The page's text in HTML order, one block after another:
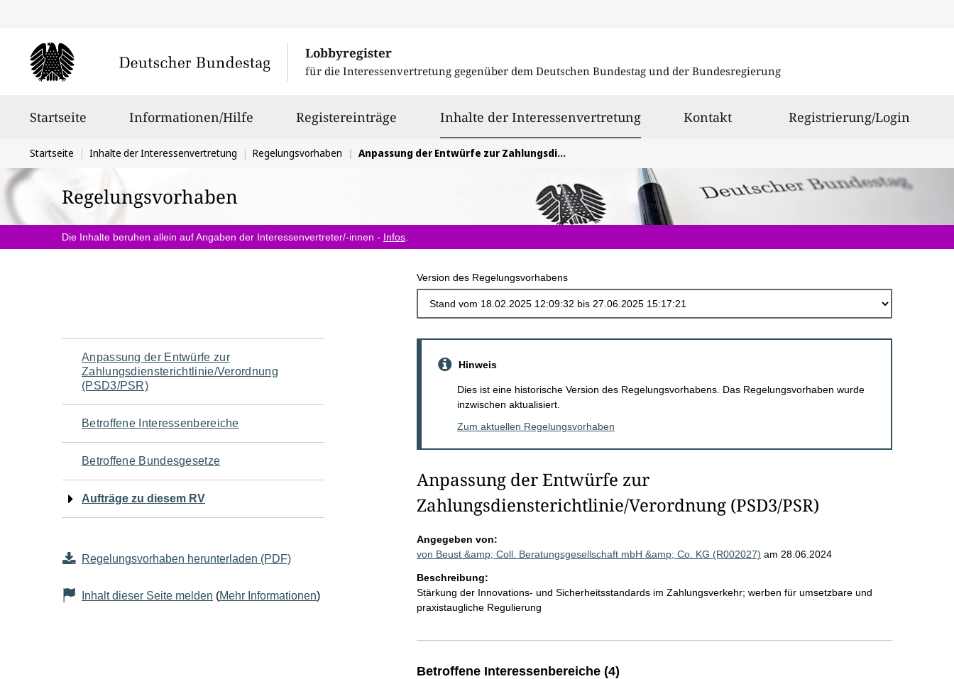
Lobbyregister
für die Interessenvertretung gegenüber dem Deutschen Bundestag und der Bundesregierung
Startseite Informationen/Hilfe Registereinträge Inhalte der Interessenvertretungausgewählt
Kontakt Registrierung/Login
Sie
befinden
sich
hier:
Startseite Inhalte der Interessenvertretung Regelungsvorhaben Anpassung der Entwürfe zur Zahlungsdiensterichtlinie/Verordnung (PSD3/PSR)
Regelungsvorhaben
Die Inhalte beruhen allein auf Angaben der Interessenvertreter/-innen - Infos
Version des Regelungsvorhabens
Navigation
für
den
Seiteninhalt
Anpassung der Entwürfe zur
Zahlungsdiensterichtlinie/Verordnung
(PSD3/PSR)
Betroffene Interessenbereiche
Betroffene Bundesgesetze
Aufträge zu diesem RV
Regelungsvorhaben herunterladen (PDF)
Inhalt dieser Seite melden (Mehr Informationen)
Hinweis
Dies ist eine historische Version des Regelungsvorhabens. Das Regelungsvorhaben wurde
inzwischen aktualisiert.
Zum aktuellen Regelungsvorhaben
Anpassung der Entwürfe zur
Zahlungsdiensterichtlinie/Verordnung (PSD3/PSR)
Angegeben von:
von Beust &amp; Coll. Beratungsgesellschaft mbH &amp; Co. KG (R002027) am 28.06.2024
Beschreibung:
Stärkung der Innovations- und Sicherheitsstandards im Zahlungsverkehr; werben für umsetzbare und
praxistaugliche Regulierung
Betroffene Interessenbereiche (4)